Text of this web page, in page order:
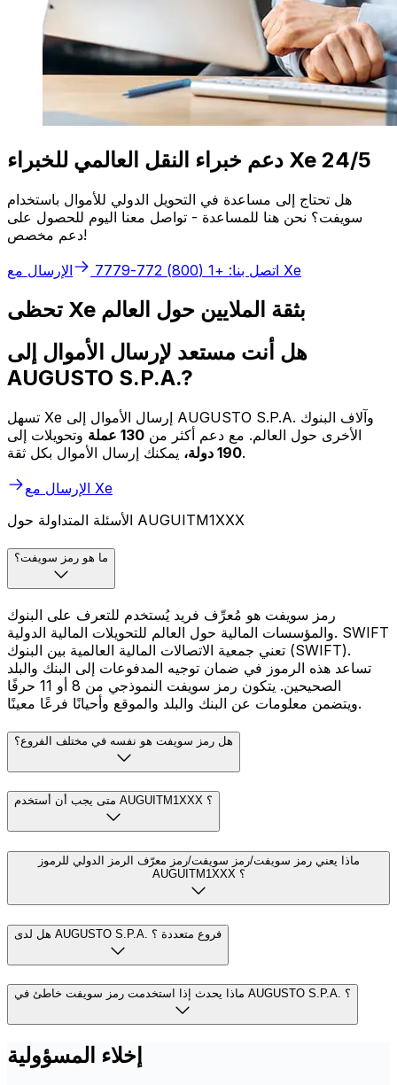
دعم خبراء النقل العالمي للخبراء Xe 24/5
هل تحتاج إلى مساعدة في التحويل الدولي للأموال باستخدام
سويفت؟ نحن هنا للمساعدة - تواصل معنا اليوم للحصول على
دعم مخصص!
اتصل بنا: +1 (800) 772-7779 الإرسال مع Xe
تحظى Xe بثقة الملايين حول العالم
هل أنت مستعد لإرسال الأموال إلى
AUGUSTO S.P.A.?
تسهل Xe إرسال الأموال إلى AUGUSTO S.P.A. وآلاف البنوك
الأخرى حول العالم. مع دعم أكثر من 130 عملة
وتحويلات إلى
190 دولة،يمكنك إرسال الأموال بكل ثقة.
الإرسال مع Xe
الأسئلة المتداولة حول AUGUITM1XXX
ما هو رمز سويفت؟
رمز سويفت هو مُعرِّف فريد يُستخدم للتعرف على البنوك
والمؤسسات المالية حول العالم للتحويلات المالية الدولية. SWIFT
تعني جمعية الاتصالات المالية العالمية بين البنوك (SWIFT).
تساعد هذه الرموز في ضمان توجيه المدفوعات إلى البنك والبلد
الصحيحين. يتكون رمز سويفت النموذجي من 8 أو 11 حرفًا
ويتضمن معلومات عن البنك والبلد والموقع وأحيانًا فرعًا معينًا.
هل رمز سويفت هو نفسه في مختلف الفروع؟
متى يجب أن أستخدم AUGUITM1XXX ؟
ماذا يعني رمز سويفت/رمز سويفت/رمز معرّف الرمز الدولي للرموز
AUGUITM1XXX ؟
هل لدى AUGUSTO S.P.A. فروع متعددة ؟
ماذا يحدث إذا استخدمت رمز سويفت خاطئ في AUGUSTO S.P.A. ؟
إخلاء المسؤولية